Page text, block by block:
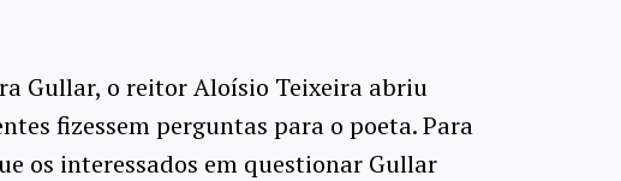
Gullar, o reitor Aloísio Teixeira abriu
fizessem perguntas para o poeta. Para
os interessados em questionar Gullar